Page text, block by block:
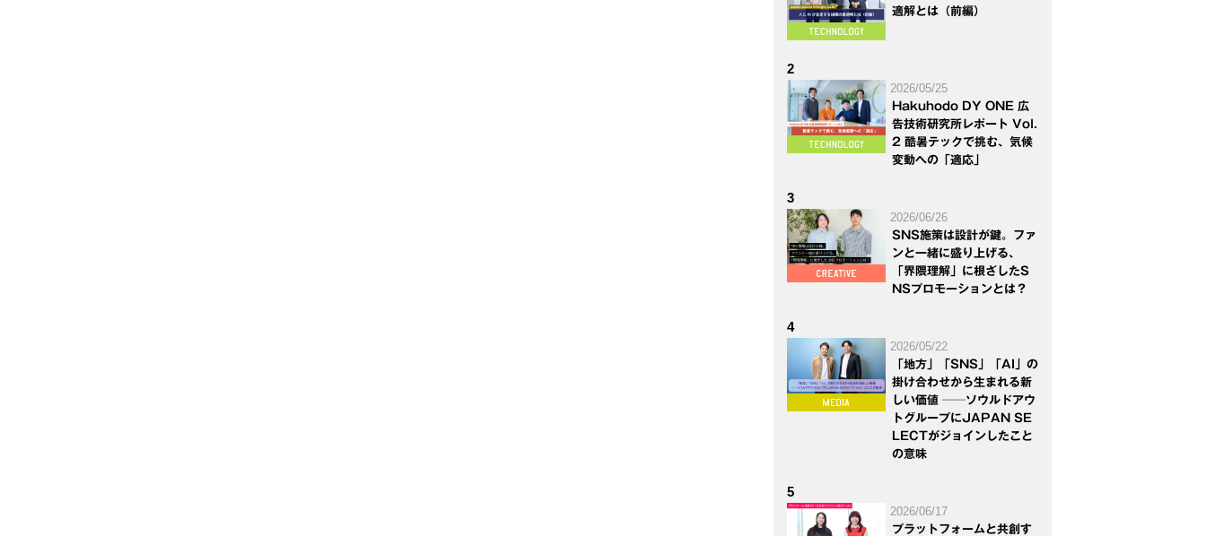
適解とは（前編）
2
2026/05/25
Hakuhodo DY ONE 広
告技術研究所レポート Vol.
2 酷暑テックで挑む、気候
変動への「適応」
3
2026/06/26
SNS施策は設計が鍵。ファ
ンと一緒に盛り上げる、
「界隈理解」に根ざしたS
NSプロモーションとは？
4
2026/05/22
「地方」「SNS」「AI」の
掛け合わせから生まれる新
しい価値 ──ソウルドアウ
トグループにJAPAN SE
LECTがジョインしたこと
の意味
5
2026/06/17
プラットフォームと共創す